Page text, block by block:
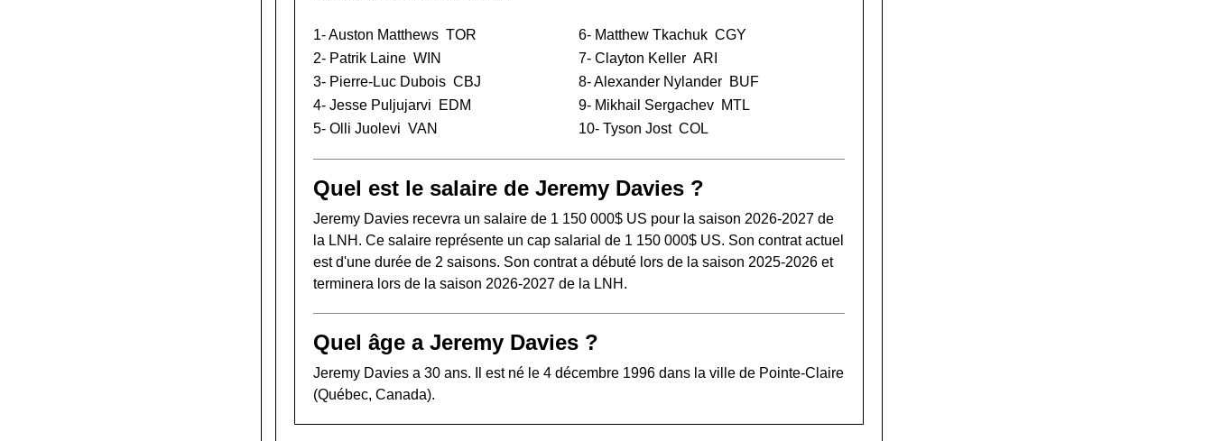
1-Auston Matthews TOR
2- Patrik Laine WIN
3- Pierre-Luc Dubois CBJ
4- Jesse Puljujarvi
EDM
5- Olli Juolevi VAN
6- Matthew Tkachuk CGY
7-Clayton Keller ARI
8-Alexander Nylander BUF
9- Mikhail Sergachev MTL
10-Tyson Jost COL
Quel est le salaire de Jeremy Davies ?
Jeremy Davies recevra un salaire de 1 150 000$ US pour la saison 2026-2027 de
la LNH. Ce salaire représente un cap salarial de 1 150 000$ US. Son contrat actuel
est d'une durée de 2 saisons. Son contrat a débuté lors de la saison 2025-2026 et
terminera lors de la saison 2026-2027 de la LNH.
Quel âge a Jeremy Davies ?
Jeremy Davies a 30 ans. Il est né le 4 décembre 1996 dans la ville de Pointe-Claire
(Québec, Canada).